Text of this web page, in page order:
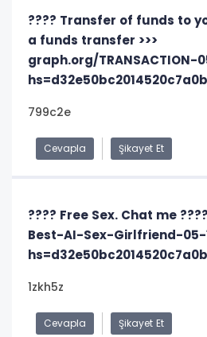
???? Transfer of funds to
a funds transfer >>>
graph.org/TRANSACTION-
799c2e
Cevapla Şikayet Et
???? Free Sex. Chat me
Best-AI-Sex-Girlfriend-05-
1zkh5z
Cevapla Şikayet Et